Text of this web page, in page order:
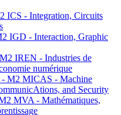
ICS - Integration, Circuits
IGD - Interaction, Graphic
IREN - Industries de
numérique
M2 MICAS - Machine
and Security
MVA - Mathématiques,